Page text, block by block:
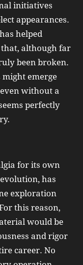
initiatives
appearances.
helped
although far
been broken.
emerge
without a
perfectly
for its own
has
exploration
this reason,
would be
and rigor
career. No